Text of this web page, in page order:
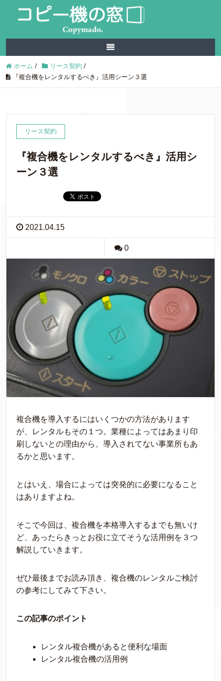
ホーム / リース契約 /
『複合機をレンタルするべき』活用シーン３選
リース契約
『複合機をレンタルするべき』活用シ
ーン３選
2021.04.15
0
複合機を導入するにはいくつかの方法があります
が、レンタルもその１つ。業種によってはあまり印
刷しないとの理由から、導入されてない事業所もあ
るかと思います。
とはいえ、場合によっては突発的に必要になること
はありますよね。
そこで今回は、複合機を本格導入するまでも無いけ
ど、あったらきっとお役に立てそうな活用例を３つ
解説していきます。
ぜひ最後までお読み頂き、複合機のレンタルご検討
の参考にしてみて下さい。
この記事のポイント
レンタル複合機があると便利な場面
レンタル複合機の活用例